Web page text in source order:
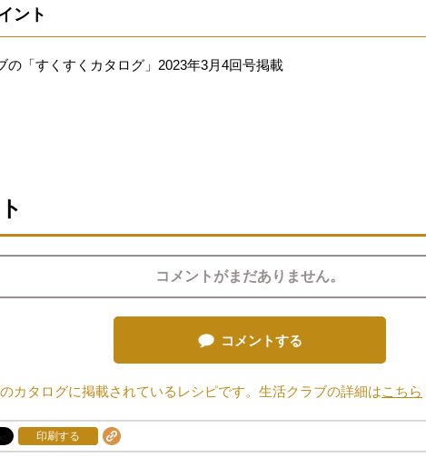
ント
の「すくすくカタログ」2023年3月4回号掲載
コメントがまだありません。
コメントする
カタログに掲載されているレシピです。生活クラブの詳細はこちら
印刷する